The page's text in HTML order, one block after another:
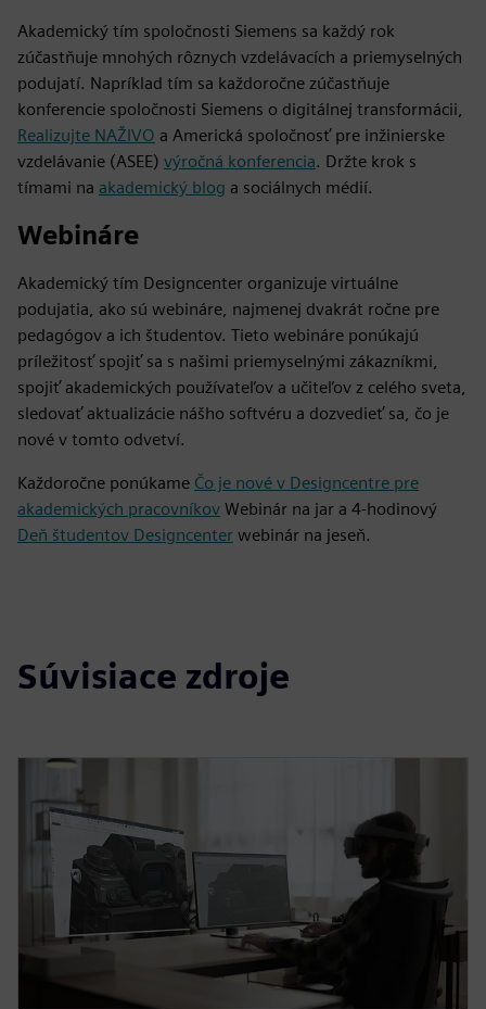
Akademický tím spoločnosti Siemens sa každý rok
zúčastňuje mnohých rôznych vzdelávacích a priemyselných
podujatí. Napríklad tím sa každoročne zúčastňuje
konferencie spoločnosti Siemens o digitálnej transformácii,
Realizujte NAŽIVO a Americká spoločnosť pre inžinierske
vzdelávanie (ASEE) výročná konferencia. Držte krok s
tímami na akademický blog a sociálnych médií.
Webináre
Akademický tím Designcenter organizuje virtuálne
podujatia, ako sú webináre, najmenej dvakrát ročne pre
pedagógov a ich študentov. Tieto webináre ponúkajú
príležitosť spojiť sa s našimi priemyselnými zákazníkmi,
spojiť akademických používateľov a učiteľov z celého sveta,
sledovať aktualizácie nášho softvéru a dozvedieť sa, čo je
nové v tomto odvetví.
Každoročne ponúkame Čo je nové v Designcentre pre
akademických pracovníkov Webinár na jar a 4-hodinový
Deň študentov Designcenter webinár na jeseň.
Súvisiace zdroje